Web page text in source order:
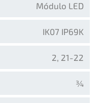
Módulo LED
IK07 IP69K
2, 21-22
¾